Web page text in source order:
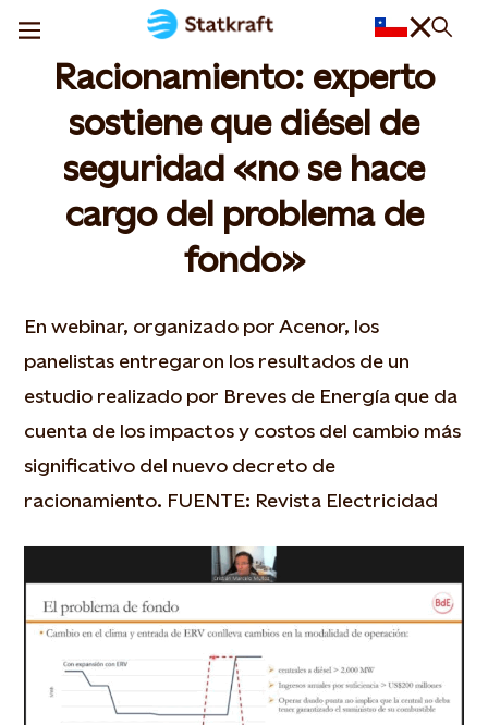
Racionamiento: experto
sostiene que diésel de
seguridad «no se hace
cargo del problema de
fondo»
En webinar, organizado por Acenor, los
panelistas entregaron los resultados de un
estudio realizado por Breves de Energía que da
cuenta de los impactos y costos del cambio más
significativo del nuevo decreto de
racionamiento. FUENTE: Revista Electricidad